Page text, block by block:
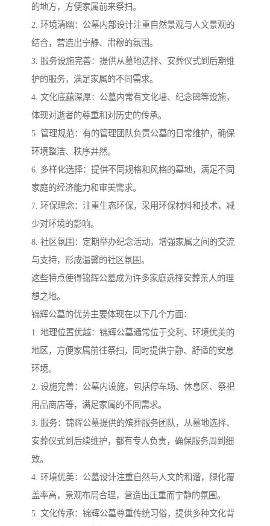
的地方，方便家属前来祭扫。
2. 环境清幽：公墓内部设计注重自然景观与人文景观的
结合，营造出宁静、肃穆的氛围。
3. 服务设施完善：提供从墓地选择、安葬仪式到后期维
护的服务，满足家属的不同需求。
4. 文化底蕴深厚：公墓内常有文化墙、纪念碑等设施，
体现对逝者的尊重和对历史的传承。
5. 管理规范：有的管理团队负责公墓的日常维护，确保
环境整洁、秩序井然。
6. 多样化选择：提供不同规格和风格的墓地，满足不同
家庭的经济能力和审美需求。
7. 环保理念：注重生态环保，采用环保材料和技术，减
少对环境的影响。
8. 社区氛围：定期举办纪念活动，增强家属之间的交流
与支持，形成温馨的社区氛围。
这些特点使得锦辉公墓成为许多家庭选择安葬亲人的理
想之地。
锦辉公墓的优势主要体现在以下几个方面：
1. 地理位置优越：锦辉公墓通常位于交利、环境优美的
地区，方便家属前往祭扫，同时提供宁静、舒适的安息
环境。
2. 设施完善：公墓内设施，包括停车场、休息区、祭祀
用品商店等，满足家属的不同需求。
3. 服务：锦辉公墓提供的殡葬服务团队，从墓地选择、
安葬仪式到后续维护，都有专人负责，确保服务周到细
致。
4. 环境优美：公墓设计注重自然与人文的和谐，绿化覆
盖率高，景观布局合理，营造出庄重而宁静的氛围。
5. 文化传承：锦辉公墓尊重传统习俗，提供多种文化背